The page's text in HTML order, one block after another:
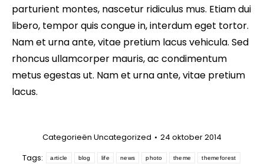
parturient montes, nascetur ridiculus mus. Etiam dui
libero, tempor quis congue in, interdum eget tortor.
Nam et urna ante, vitae pretium lacus vehicula. Sed
rhoncus ullamcorper mauris, ac condimentum
metus egestas ut. Nam et urna ante, vitae pretium
lacus.
Categorieën Uncategorized
24 oktober 2014
Tags:
article blog life news photo theme themeforest